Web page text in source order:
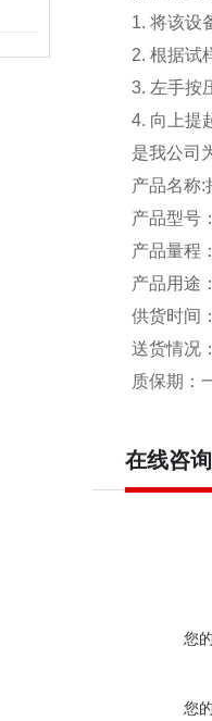
1. 将该设
2. 根据试
3. 左手按
4. 向上提
是我公司
产品名称:
产品型号
产品量程
产品用途
供货时间
送货情况
质保期：
在线咨询
您
您